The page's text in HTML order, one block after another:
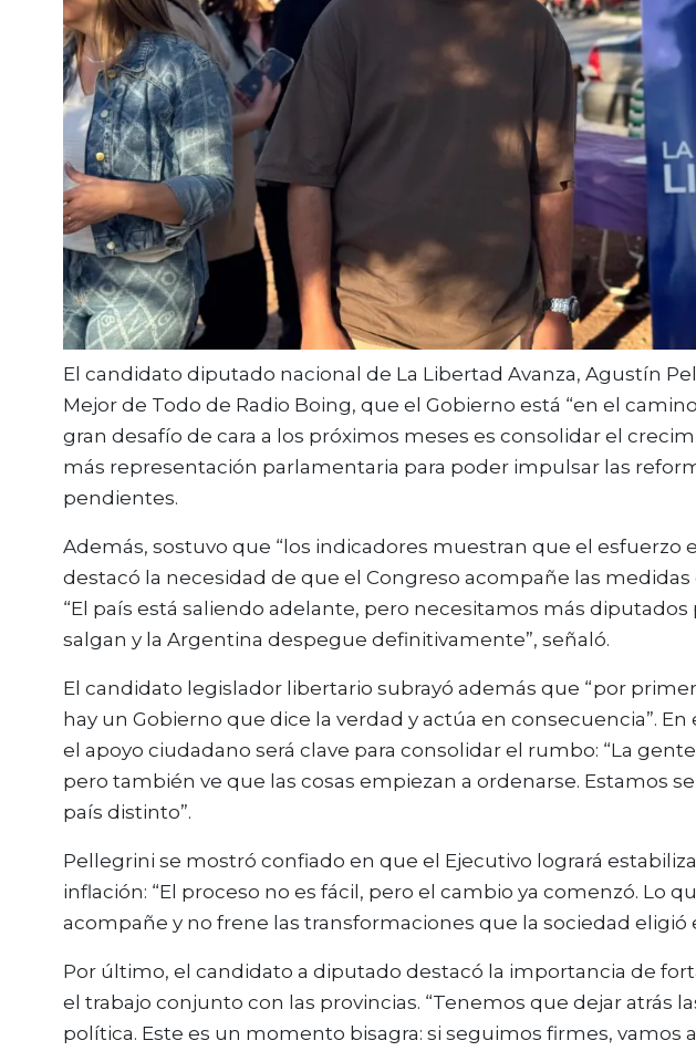
El candidato diputado nacional de La Libertad Avanza, Agustín
Mejor de Todo de Radio Boing, que el Gobierno está “en el
gran desafío de cara a los próximos meses es consolidar el
más representación parlamentaria para poder impulsar las
pendientes.
Además, sostuvo que “los indicadores muestran que el esfuerzo
destacó la necesidad de que el Congreso acompañe las
“El país está saliendo adelante, pero necesitamos más diputados
salgan y la Argentina despegue definitivamente”, señaló.
El candidato legislador libertario subrayó además que “por
hay un Gobierno que dice la verdad y actúa en consecuencia”.
el apoyo ciudadano será clave para consolidar el rumbo: “La
pero también ve que las cosas empiezan a ordenarse. Estamos
país distinto”.
Pellegrini se mostró confiado en que el Ejecutivo logrará
inflación: “El proceso no es fácil, pero el cambio ya comenzó. Lo
acompañe y no frene las transformaciones que la sociedad eligió
Por último, el candidato a diputado destacó la importancia de
el trabajo conjunto con las provincias. “Tenemos que dejar atrás
política. Este es un momento bisagra: si seguimos firmes, vamos